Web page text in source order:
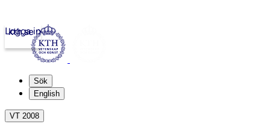
kth.se
Logga in
Sök
English
VT 2008